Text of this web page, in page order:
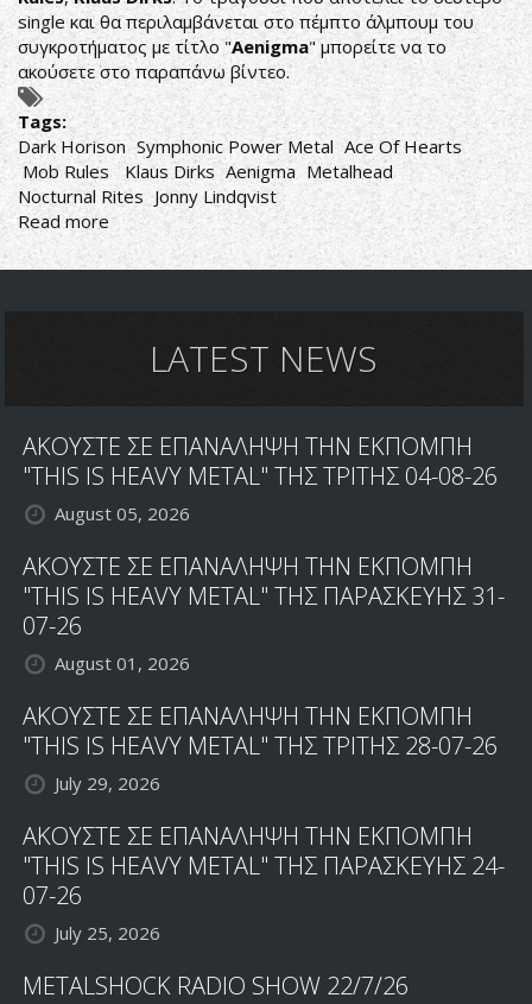
single και θα περιλαμβάνεται στο πέμπτο άλμπουμ του
συγκροτήματος με τίτλο "Aenigma" μπορείτε να το
ακούσετε στο παραπάνω βίντεο.
Tags:
Dark Horison Symphonic Power Metal Ace Of Hearts
Mob Rules
Klaus Dirks Aenigma Metalhead
Nocturnal Rites Jonny Lindqvist
Read moreabout
DARK
HORISON:
ΣΥΜΜΕΤΟΧΗ
DIRKS
ΜΕ
"ACE
HEARTS"
LATEST NEWS
ΑΚΟΥΣΤΕ ΣΕ ΕΠΑΝΑΛΗΨΗ ΤΗΝ ΕΚΠΟΜΠΗ
"THIS IS HEAVY METAL" ΤΗΣ ΤΡΙΤΗΣ 04-08-26
August 05, 2026
ΑΚΟΥΣΤΕ ΣΕ ΕΠΑΝΑΛΗΨΗ ΤΗΝ ΕΚΠΟΜΠΗ
"THIS IS HEAVY METAL" ΤΗΣ ΠΑΡΑΣΚΕΥΗΣ 31-
07-26
August 01, 2026
ΑΚΟΥΣΤΕ ΣΕ ΕΠΑΝΑΛΗΨΗ ΤΗΝ ΕΚΠΟΜΠΗ
"THIS IS HEAVY METAL" ΤΗΣ ΤΡΙΤΗΣ 28-07-26
July 29, 2026
ΑΚΟΥΣΤΕ ΣΕ ΕΠΑΝΑΛΗΨΗ ΤΗΝ ΕΚΠΟΜΠΗ
"THIS IS HEAVY METAL" ΤΗΣ ΠΑΡΑΣΚΕΥΗΣ 24-
07-26
July 25, 2026
METALSHOCK RADIO SHOW 22/7/26